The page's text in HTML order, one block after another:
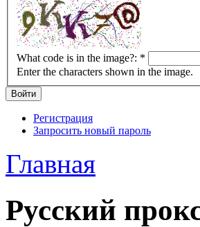
What code is in the image?: *
Enter the characters shown in the image.
Регистрация
Запросить новый пароль
Главная
Русский